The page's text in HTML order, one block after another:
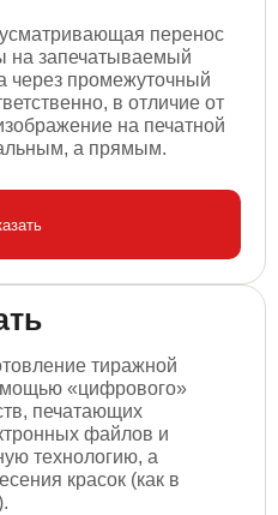
перенос
на запечатываемый
через промежуточный
в отличие от
на печатной
а прямым.
тиражной
«цифрового»
печатающих
файлов и
технологию, а
красок (как в